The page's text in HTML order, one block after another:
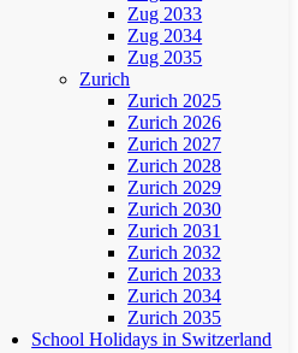
Zug 2033
Zug 2034
Zug 2035
Zurich
Zurich 2025
Zurich 2026
Zurich 2027
Zurich 2028
Zurich 2029
Zurich 2030
Zurich 2031
Zurich 2032
Zurich 2033
Zurich 2034
Zurich 2035
School Holidays in Switzerland